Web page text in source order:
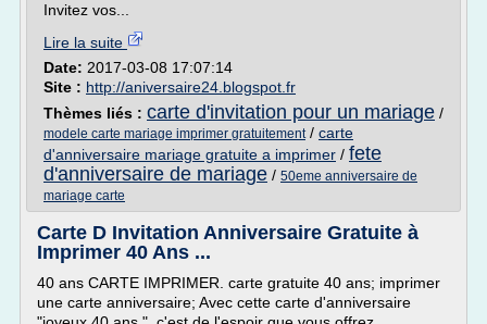
Invitez vos...
Lire la suite
Date: 2017-03-08 17:07:14
Site : http://aniversaire24.blogspot.fr
Thèmes liés : carte d'invitation pour un mariage /
modele carte mariage imprimer gratuitement/ carte
d'anniversaire mariage gratuite a imprimer / fete
d'anniversaire de mariage / 50eme anniversaire de
mariage carte
Carte D Invitation Anniversaire Gratuite à
Imprimer 40 Ans ...
40 ans CARTE IMPRIMER. carte gratuite 40 ans; imprimer
une carte anniversaire; Avec cette carte d'anniversaire